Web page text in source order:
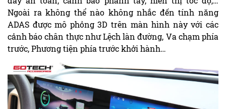
Ngoài ra không thể nào không nhắc đến tính năng
ADAS được mô phỏng 3D trên màn hình này với các
cảnh báo chân thực như Lệch làn đường, Va chạm phía
trước, Phương tiện phía trước khởi hành…